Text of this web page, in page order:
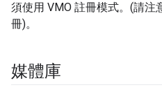
須使用 VMO 註冊模式。(請注
冊)。
媒體庫